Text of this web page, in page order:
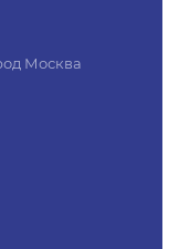
Москва